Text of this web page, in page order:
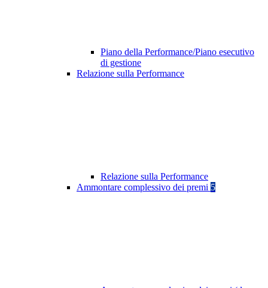
Piano della Performance/Piano esecutivo
di gestione
Relazione sulla Performance
Relazione sulla Performance
Ammontare complessivo dei premi 5